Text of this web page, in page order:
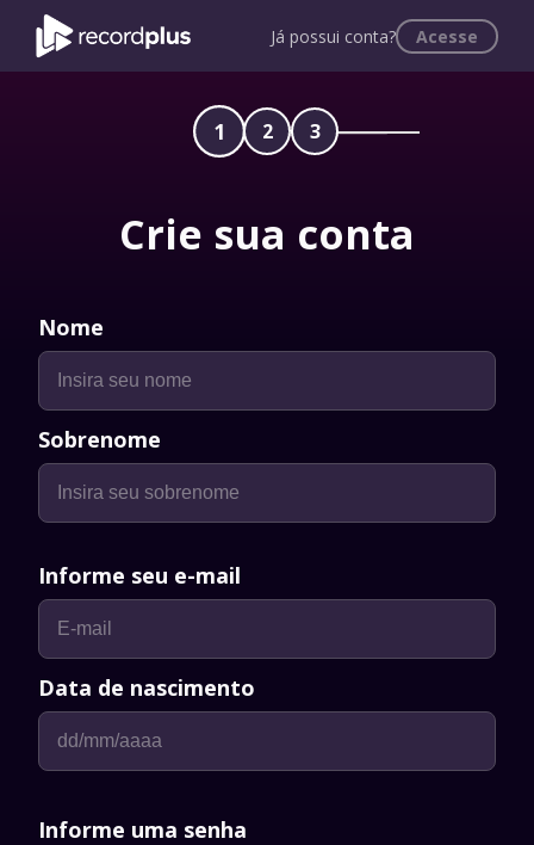
Já possui conta? Acesse
1 2 3
Crie sua conta
Nome
Sobrenome
Informe seu e-mail
Data de nascimento
Informe uma senha